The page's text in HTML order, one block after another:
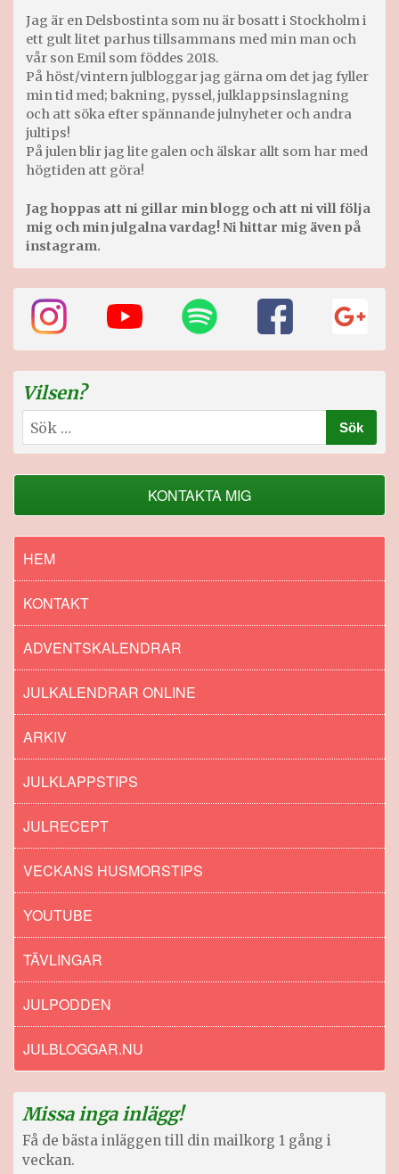
Jag är en Delsbostinta som nu är bosatt i Stockholm i
ett gult litet parhus tillsammans med min man och
vår son Emil som föddes 2018.
På höst/vintern julbloggar jag gärna om det jag fyller
min tid med; bakning, pyssel, julklappsinslagning
och att söka efter spännande julnyheter och andra
jultips!
På julen blir jag lite galen och älskar allt som har med
högtiden att göra!
Jag hoppas att ni gillar min blogg och att ni vill följa
mig och min julgalna vardag! Ni hittar mig även på
instagram.
Vilsen?
Sök
efter:
KONTAKTA MIG
HEM
KONTAKT
ADVENTSKALENDRAR
JULKALENDRAR ONLINE
ARKIV
JULKLAPPSTIPS
JULRECEPT
VECKANS HUSMORSTIPS
YOUTUBE
TÄVLINGAR
JULPODDEN
JULBLOGGAR.NU
Missa inga inlägg!
Få de bästa inläggen till din mailkorg 1 gång i
veckan.